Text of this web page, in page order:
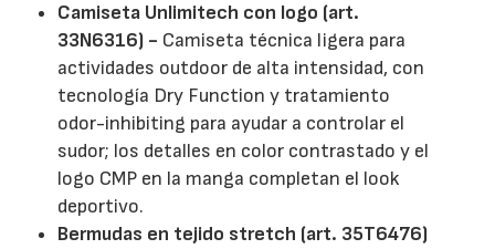
Camiseta Unlimitech con logo (art.
33N6316) - Camiseta técnica ligera para
actividades outdoor de alta intensidad, con
tecnología Dry Function y tratamiento
odor-inhibiting para ayudar a controlar el
sudor; los detalles en color contrastado y el
logo CMP en la manga completan el look
deportivo.
Bermudas en tejido stretch (art. 35T6476)